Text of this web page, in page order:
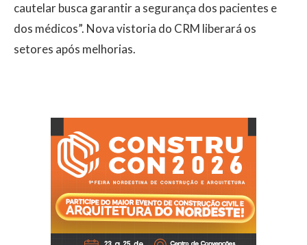
cautelar busca garantir a segurança dos pacientes e
dos médicos”. Nova vistoria do CRM liberará os
setores após melhorias.